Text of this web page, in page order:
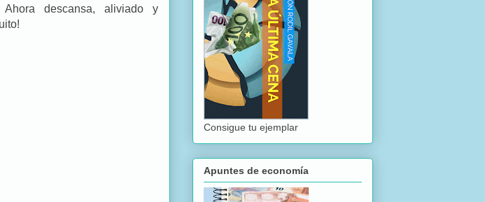
descansa, aliviado y
Consigue tu ejemplar
Apuntes de economía